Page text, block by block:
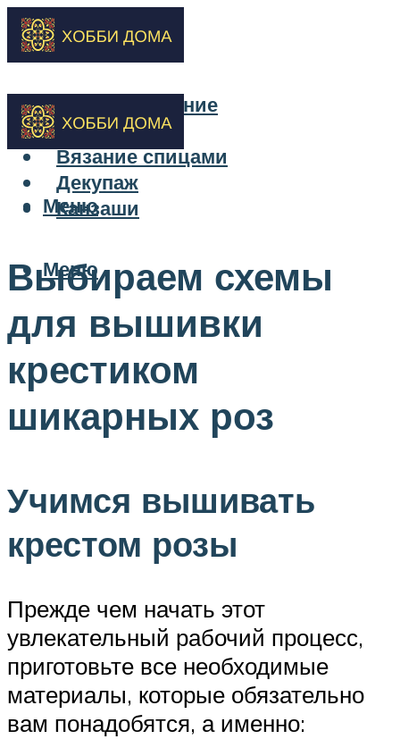
Бисероплетение
Вышивка
Вязание спицами
Декупаж
Канзаши
Меню
Меню
Выбираем схемы
для вышивки
крестиком
шикарных роз
Учимся вышивать
крестом розы
Прежде чем начать этот
увлекательный рабочий процесс,
приготовьте все необходимые
материалы, которые обязательно
вам понадобятся, а именно: